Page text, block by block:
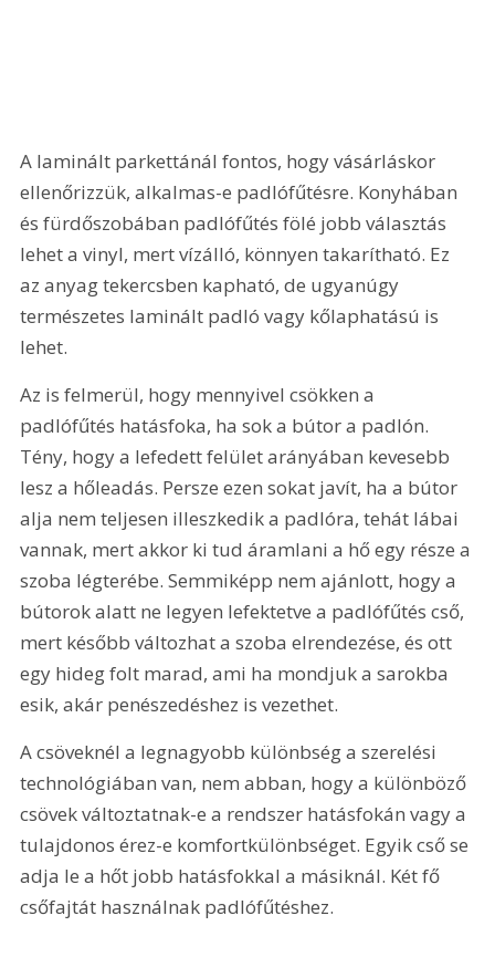
A laminált parkettánál fontos, hogy vásárláskor
ellenőrizzük, alkalmas-e padlófűtésre. Konyhában
és fürdőszobában padlófűtés fölé jobb választás
lehet a vinyl, mert vízálló, könnyen takarítható. Ez
az anyag tekercsben kapható, de ugyanúgy
természetes laminált padló vagy kőlaphatású is
lehet.
Az is felmerül, hogy mennyivel csökken a
padlófűtés hatásfoka, ha sok a bútor a padlón.
Tény, hogy a lefedett felület arányában kevesebb
lesz a hőleadás. Persze ezen sokat javít, ha a bútor
alja nem teljesen illeszkedik a padlóra, tehát lábai
vannak, mert akkor ki tud áramlani a hő egy része a
szoba légterébe. Semmiképp nem ajánlott, hogy a
bútorok alatt ne legyen lefektetve a padlófűtés cső,
mert később változhat a szoba elrendezése, és ott
egy hideg folt marad, ami ha mondjuk a sarokba
esik, akár penészedéshez is vezethet.
A csöveknél a legnagyobb különbség a szerelési
technológiában van, nem abban, hogy a különböző
csövek változtatnak-e a rendszer hatásfokán vagy a
tulajdonos érez-e komfortkülönbséget. Egyik cső se
adja le a hőt jobb hatásfokkal a másiknál. Két fő
csőfajtát használnak padlófűtéshez.